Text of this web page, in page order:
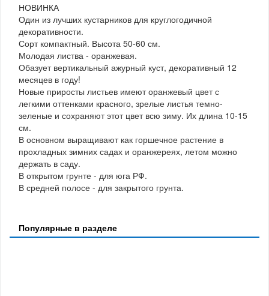
НОВИНКА
Один из лучших кустарников для круглогодичной
декоративности.
Сорт компактный. Высота 50-60 см.
Молодая листва - оранжевая.
Обазует вертикальный ажурный куст, декоративный 12
месяцев в году!
Новые приросты листьев имеют оранжевый цвет с
легкими оттенками красного, зрелые листья темно-
зеленые и сохраняют этот цвет всю зиму. Их длина 10-15
см.
В основном выращивают как горшечное растение в
прохладных зимних садах и оранжереях, летом можно
держать в саду.
В открытом грунте - для юга РФ.
В средней полосе - для закрытого грунта.
Популярные в разделе